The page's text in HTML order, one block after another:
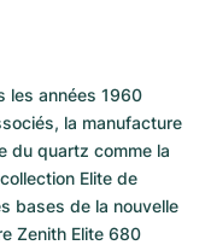
les années 1960
la manufacture
du quartz comme la
Elite de
bases de la nouvelle
Zenith Elite 680